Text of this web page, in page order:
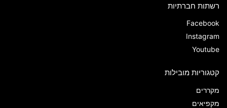
רשתות חברתיות
Facebook
Instagram
Youtube
קטגוריות מובילות
מקררים
מקפיאים